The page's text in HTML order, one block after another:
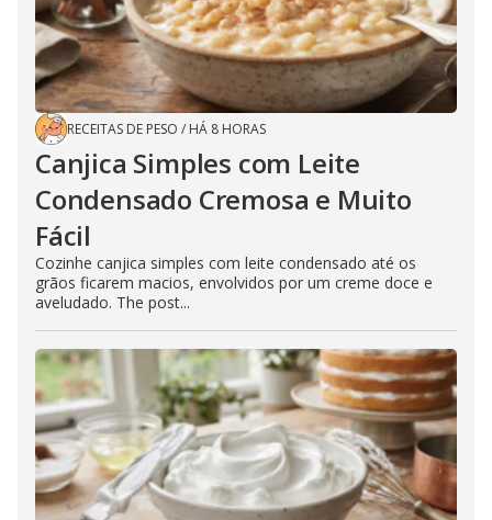
RECEITAS DE PESO / HÁ 8 HORAS
Canjica Simples com Leite
Condensado Cremosa e Muito
Fácil
Cozinhe canjica simples com leite condensado até os
grãos ficarem macios, envolvidos por um creme doce e
aveludado. The post...